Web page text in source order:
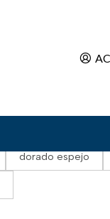
dorado espejo